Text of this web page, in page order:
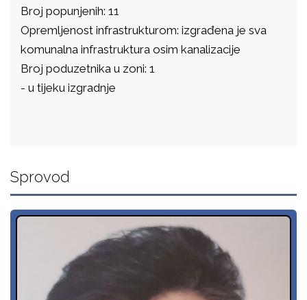
Broj popunjenih: 11
Opremljenost infrastrukturom: izgrađena je sva
komunalna infrastruktura osim kanalizacije
Broj poduzetnika u zoni: 1
- u tijeku izgradnje
Sprovod